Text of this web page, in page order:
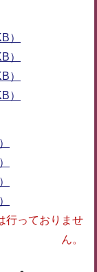
）
）
）
）
行っておりませ
ん。